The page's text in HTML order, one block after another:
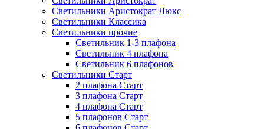
Светильники Аристократ Люкс
Светильники Классика
Светильники прочие
Светильник 1-3 плафона
Светильник 4 плафона
Светильник 6 плафонов
Светильники Старт
2 плафона Старт
3 плафона Старт
4 плафона Старт
5 плафонов Старт